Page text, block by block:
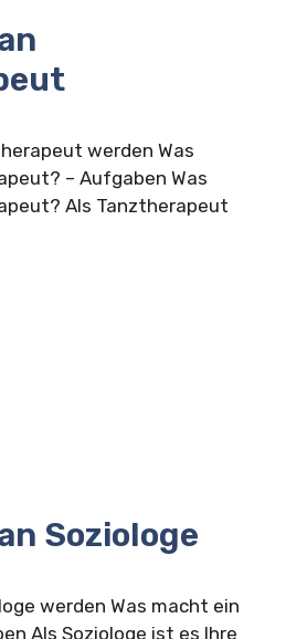
werden Was
– Aufgaben Was
Als Tanztherapeut
Soziologe
werden Was macht ein
Als Soziologe ist es Ihre